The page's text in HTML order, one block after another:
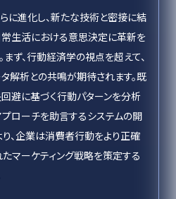
に進化し、新たな技術と密接に結
常生活における意思決定に革新を
ず、行動経済学の視点を超えて、
解析との共鳴が期待されます。既
避に基づく行動パターンを分析
プローチを助言するシステムの開
り、企業は消費者行動をより正確
たマーケティング戦略を策定する